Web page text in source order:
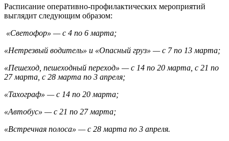
Расписание оперативно-профилактических мероприятий
выглядит следующим образом:
«Светофор» — с 4 по 6 марта;
«Нетрезвый водитель» и «Опасный груз» — с 7 по 13 марта;
«Пешеход, пешеходный переход» — с 14 по 20 марта, с 21 по
27 марта, с 28 марта по 3 апреля;
«Тахограф» — с 14 по 20 марта;
«Автобус» — с 21 по 27 марта;
«Встречная полоса» — с 28 марта по 3 апреля.